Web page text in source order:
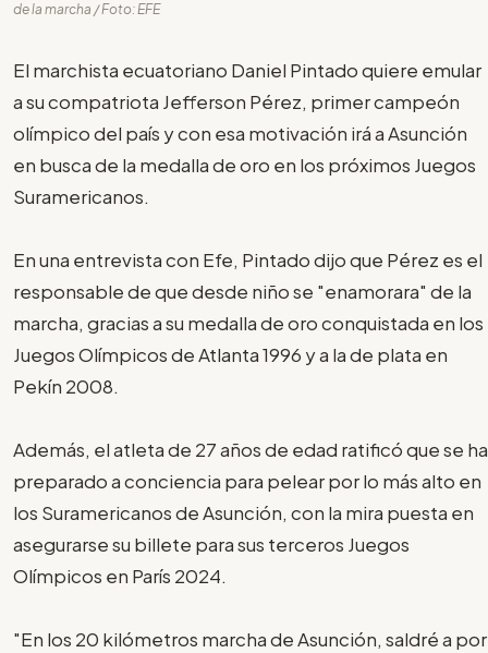
de la marcha / Foto: EFE
El marchista ecuatoriano Daniel Pintado quiere emular
a su compatriota Jefferson Pérez, primer campeón
olímpico del país y con esa motivación irá a Asunción
en busca de la medalla de oro en los próximos Juegos
Suramericanos.
En una entrevista con Efe, Pintado dijo que Pérez es el
responsable de que desde niño se "enamorara" de la
marcha, gracias a su medalla de oro conquistada en los
Juegos Olímpicos de Atlanta 1996 y a la de plata en
Pekín 2008.
Además, el atleta de 27 años de edad ratificó que se ha
preparado a conciencia para pelear por lo más alto en
los Suramericanos de Asunción, con la mira puesta en
asegurarse su billete para sus terceros Juegos
Olímpicos en París 2024.
"En los 20 kilómetros marcha de Asunción, saldré a por